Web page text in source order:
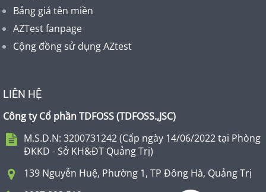
Bảng giá tên miền
AZTest fanpage
Cộng đồng sử dụng AZtest
LIÊN HỆ
Công ty Cổ phần TDFOSS (TDFOSS.,JSC)
M.S.D.N: 3200731242 (Cấp ngày 14/06/2022 tại Phòng
ĐKKD - Sở KH&ĐT Quảng Trị)
139 Nguyễn Huệ, Phường 1, TP Đông Hà, Quảng Trị